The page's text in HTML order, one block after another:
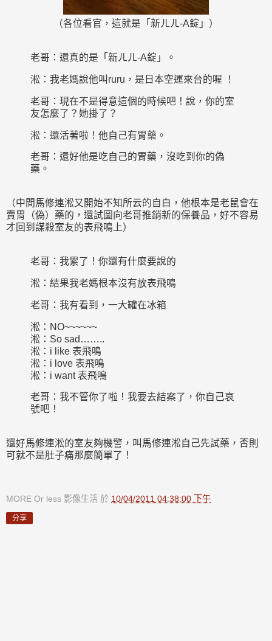
（各位看官，這就是「新ㄦㄦ-A錠」）
老哥：還真的是「新ㄦㄦ-A錠」。
淞：我老媽說他叫ruru，是日本空運來台的喔 ！
老哥：現在不是得意這個的時候吧！說，你的室
友怎麼了？她掛了？
淞：還活著啦！他自己有胃藥。
老哥：還好他是吃自己的胃藥，沒吃到你的偽
藥。
（中間馬修連淞又開始不知所云的自白，他根本是老鼠會在
賣胃（偽）藥的，還試圖向老哥推銷新的保養品，好不容易
才回到謀殺室友的表飛鳴上）
老哥：我累了！你還有什麼要說的
淞：結果我老媽根本沒有放表飛鳴
老哥：我有看到，一大罐在冰箱
淞：NO~~~~~~
淞：So sad……..
淞：i like 表飛鳴
淞：i love 表飛鳴
淞：i want 表飛鳴
老哥：我不管你了啦！我要去結案了，你自己哀
號吧！
還好馬修連淞的室友夠機警，叫馬修連淞自己先試藥，否則
可就不是肚子痛那麼簡單了！
MORE Or less 影像生活 於 10/04/2011 04:38:00 下午
分享